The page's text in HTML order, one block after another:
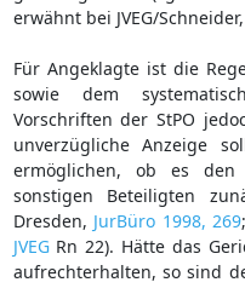
erwähnt bei JVEG/
Für Angeklagte ist die
sowie dem
Vorschriften der StPO
unverzügliche Anzeige
ermöglichen, ob es den
sonstigen Beteiligten
Dresden, JurBüro 1998, 269
JVEGRn 22). Hätte das
aufrechterhalten, so sind